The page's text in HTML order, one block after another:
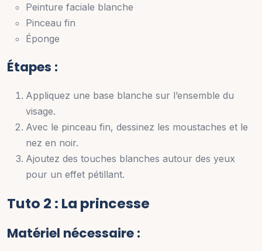
Peinture faciale blanche
Pinceau fin
Éponge
Étapes :
Appliquez une base blanche sur l’ensemble du
visage.
Avec le pinceau fin, dessinez les moustaches et le
nez en noir.
Ajoutez des touches blanches autour des yeux
pour un effet pétillant.
Tuto 2 : La princesse
Matériel nécessaire :